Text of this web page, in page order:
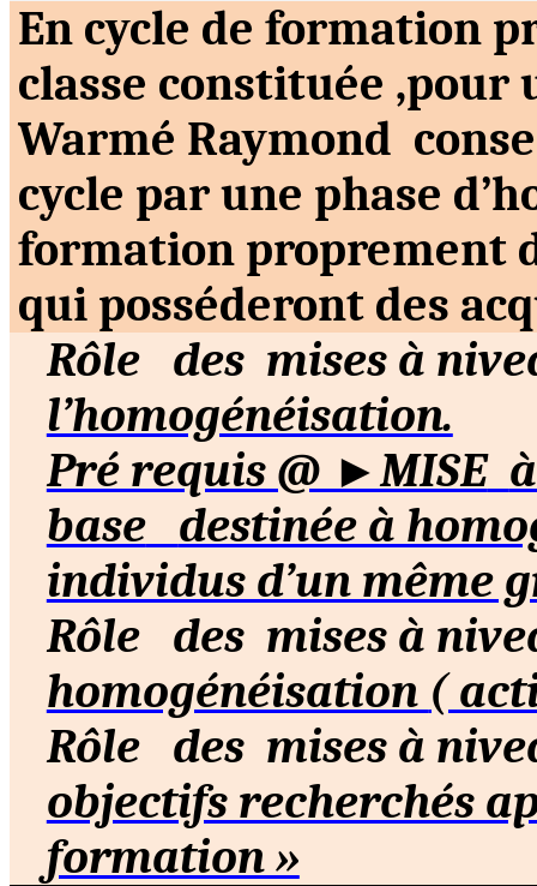
En cycle de formation
classe constituée ,pour
Warmé Raymond
cycle par une phase
formation proprement
qui posséderont des
Rôle
des mises à
l’homogénéisation.
Pré requis @ ►MISE
base
destinée à
individus d’un même
Rôle
des mises à
homogénéisation (
Rôle
des mises à
objectifs recherchés
formation »